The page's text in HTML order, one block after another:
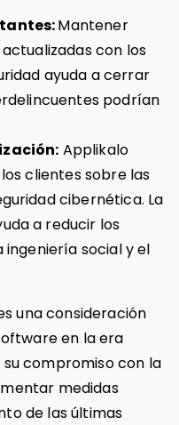
Mantener
con los
ayuda a cerrar
podrían
Applikalo
clientes sobre las
cibernética. La
a reducir los
ingeniería social y el
una consideración
en la era
compromiso con la
medidas
de las últimas